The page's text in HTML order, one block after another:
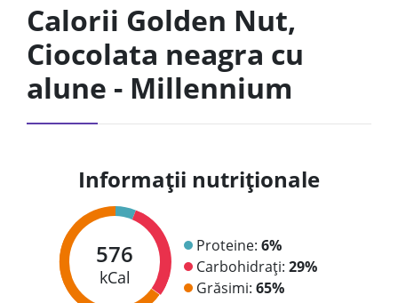
Calorii Golden Nut,
Ciocolata neagra cu
alune - Millennium
Informații nutriționale
576
kCal
Proteine: 6%
Carbohidrați: 29%
Grăsimi: 65%